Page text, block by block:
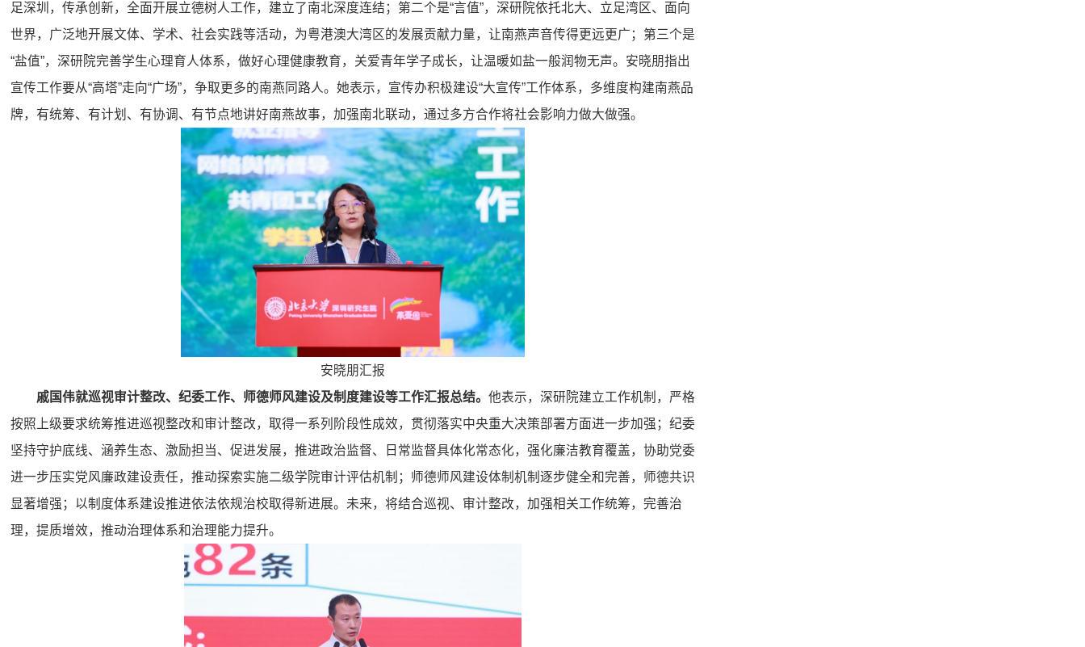
足深圳，传承创新，全面开展立德树人工作，建立了南北深度连结；第二个是“言值”，深研院依托北大、立足湾区、面向
世界，广泛地开展文体、学术、社会实践等活动，为粤港澳大湾区的发展贡献力量，让南燕声音传得更远更广；第三个是
“盐值”，深研院完善学生心理育人体系，做好心理健康教育，关爱青年学子成长，让温暖如盐一般润物无声。安晓朋指出
宣传工作要从“高塔”走向“广场”，争取更多的南燕同路人。她表示，宣传办积极建设“大宣传”工作体系，多维度构建南燕品
牌，有统筹、有计划、有协调、有节点地讲好南燕故事，加强南北联动，通过多方合作将社会影响力做大做强。
安晓朋汇报
戚国伟就巡视审计整改、纪委工作、师德师风建设及制度建设等工作汇报总结。 他表示，深研院建立工作机制，严格
按照上级要求统筹推进巡视整改和审计整改，取得一系列阶段性成效，贯彻落实中央重大决策部署方面进一步加强；纪委
坚持守护底线、涵养生态、激励担当、促进发展，推进政治监督、日常监督具体化常态化，强化廉洁教育覆盖，协助党委
进一步压实党风廉政建设责任，推动探索实施二级学院审计评估机制；师德师风建设体制机制逐步健全和完善，师德共识
显著增强；以制度体系建设推进依法依规治校取得新进展。未来，将结合巡视、审计整改，加强相关工作统筹，完善治
理，提质增效，推动治理体系和治理能力提升。